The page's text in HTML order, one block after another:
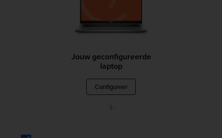
Jouw geconfigureerde
laptop
Configureer
+